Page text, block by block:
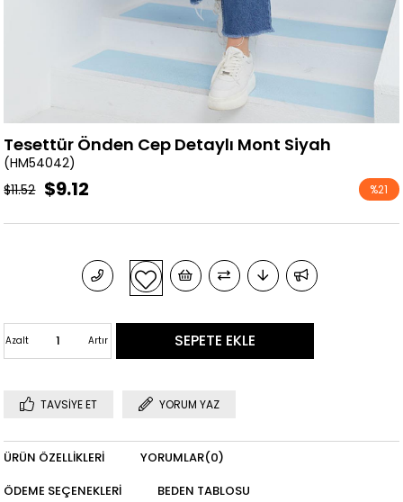
Tesettür Önden Cep Detaylı Mont Siyah
(HM54042)
%21
$11.52 $9.12
Artır
Azalt
TAVSIYE ET YORUM YAZ
ÜRÜN ÖZELLIKLERI YORUMLAR(0)
ÖDEME SEÇENEKLERI
BEDEN TABLOSU